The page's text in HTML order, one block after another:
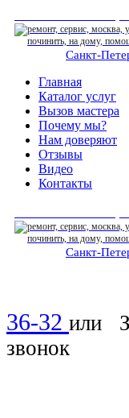
Санкт-
Главная
Каталог услуг
Вызов мастера
Почему мы?
Нам доверяют
Отзывы
Видео
Контакты
Санкт-
36-32 или
звонок